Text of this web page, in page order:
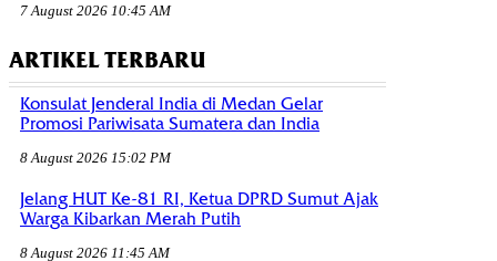
7 August 2026 10:45 AM
ARTIKEL TERBARU
Konsulat Jenderal India di Medan Gelar
Promosi Pariwisata Sumatera dan India
8 August 2026 15:02 PM
Jelang HUT Ke-81 RI, Ketua DPRD Sumut Ajak
Warga Kibarkan Merah Putih
8 August 2026 11:45 AM